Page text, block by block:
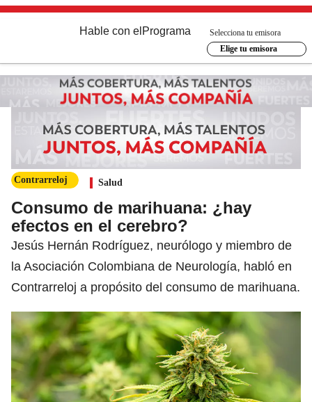
Hable con el Programa
Selecciona tu emisora
Elige tu emisora
Contrarreloj Salud
Consumo de marihuana: ¿hay
efectos en el cerebro?
Jesús Hernán Rodríguez, neurólogo y miembro de
la Asociación Colombiana de Neurología, habló en
Contrarreloj a propósito del consumo de marihuana.